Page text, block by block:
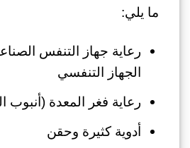
ما يلي:
رعاية جهاز التنفس
الجهاز التنفسي
رعاية فغر المعدة (أنبوب
أدوية كثيرة وحقن